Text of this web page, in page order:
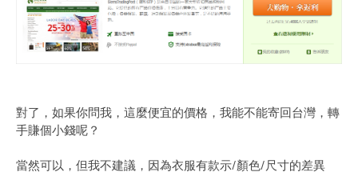
對了，如果你問我，這麼便宜的價格，我能不能寄回台灣，轉
手賺個小錢呢？
當然可以，但我不建議，因為衣服有款示/顏色/尺寸的差異